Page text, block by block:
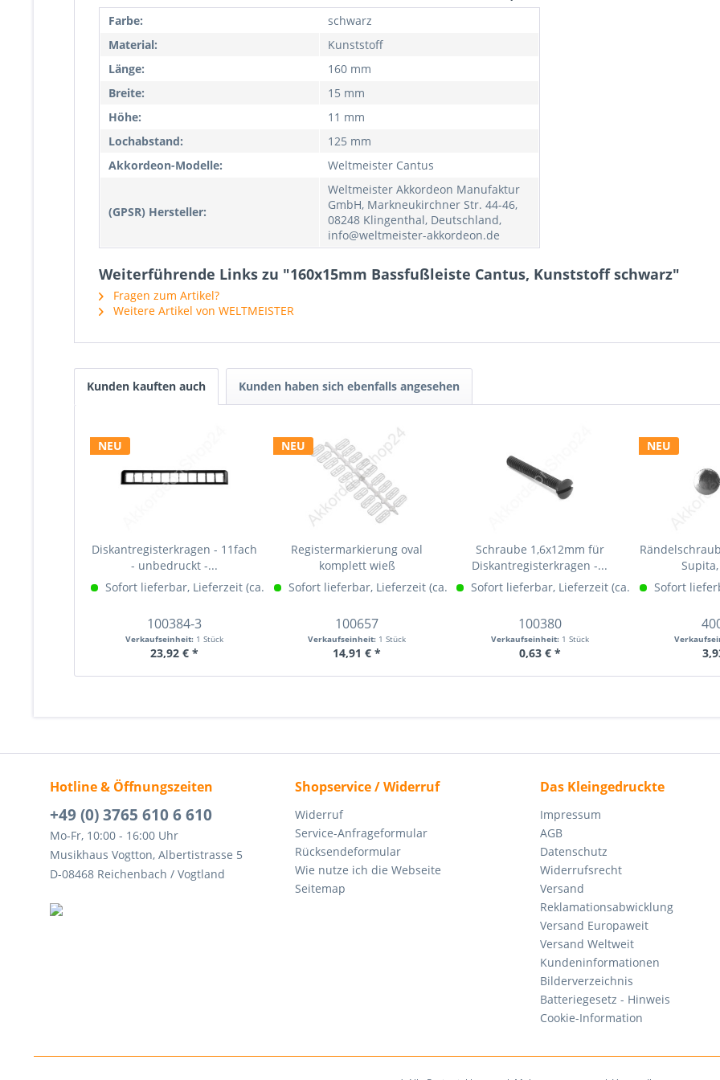
Farbe:
schwarz
Material:
Kunststoff
Länge:
160 mm
Breite:
15 mm
Höhe:
11 mm
Lochabstand:
125 mm
Akkordeon-Modelle:
Weltmeister Cantus
(GPSR) Hersteller:
Weltmeister Akkordeon Manufaktur
GmbH, Markneukirchner Str. 44-46,
08248 Klingenthal, Deutschland,
info@weltmeister-akkordeon.de
Weiterführende Links zu "160x15mm Bassfußleiste Cantus, Kunststoff schwarz"
Fragen zum Artikel?
Weitere Artikel von WELTMEISTER
Kunden kauften auch Kunden haben sich ebenfalls angesehen
NEU
Diskantregisterkragen - 11fach
- unbedruckt -...
Sofort lieferbar, Lieferzeit (ca. 1-3 Werktage)Mehr Info »
100384-3
Verkaufseinheit: 1 Stück
23,92 € *
NEU
Registermarkierung oval
komplett wieß
Sofort lieferbar, Lieferzeit (ca. 1-3 Werktage)Mehr Info »
100657
Verkaufseinheit: 1 Stück
14,91 € *
Schraube 1,6x12mm für
Diskantregisterkragen -...
Sofort lieferbar, Lieferzeit (ca. 1-3 Werktage)
100380
Verkaufseinheit: 1 Stück
0,63 € *
NEU
Sofort
Hotline & Öffnungszeiten
+49 (0) 3765 610 6 610
Mo-Fr, 10:00 - 16:00 Uhr
Musikhaus Vogtton, Albertistrasse 5
D-08468 Reichenbach / Vogtland
Shopservice / Widerruf
Widerruf
Service-Anfrageformular
Rücksendeformular
Wie nutze ich die Webseite
Seitemap
Das Kleingedruckte
Impressum
AGB
Datenschutz
Widerrufsrecht
Versand
Reklamationsabwicklung
Versand Europaweit
Versand Weltweit
Kundeninformationen
Bilderverzeichnis
Batteriegesetz - Hinweis
Cookie-Information